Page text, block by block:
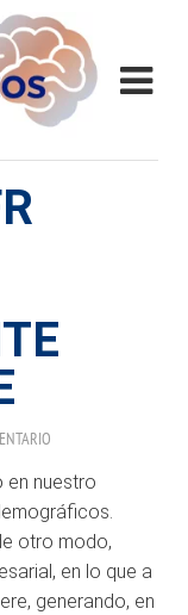
en nuestro
otro modo,
en lo que a
generando, en